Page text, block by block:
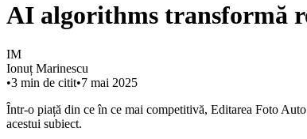
AI algorithms transformă
IM
Ionuț Marinescu
•3 min de citit•7 mai 2025
Într-o piață din ce în ce mai competitivă, Editarea Foto
acestui subiect.